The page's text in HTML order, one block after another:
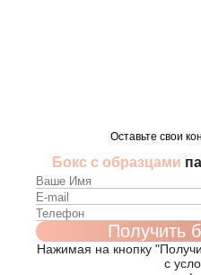
Оставьте свои
Бокс с образцами
Нажимая на кнопку
с